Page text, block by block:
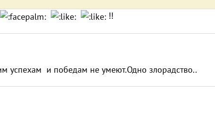
!!
успехам и победам не умеют.Одно злорадство..